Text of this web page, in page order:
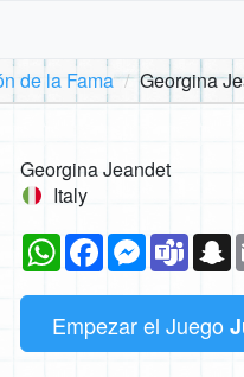
de la Fama Georgina
Georgina Jeandet
Italy
WhatsAppFacebookMessenger
Teams
Empezar el Juego